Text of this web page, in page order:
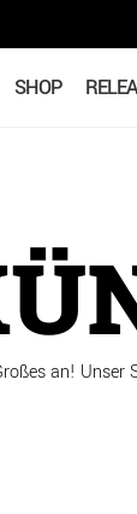
SHOP
an!